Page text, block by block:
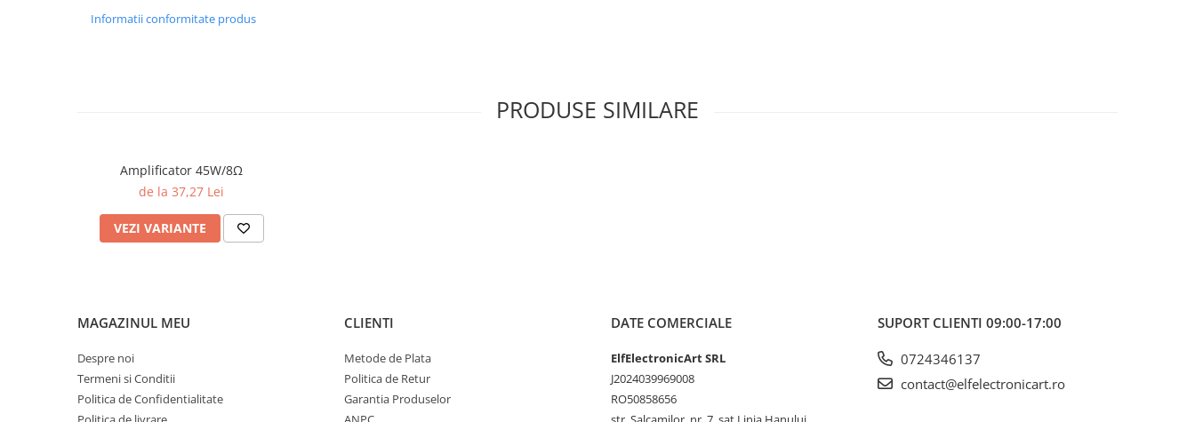
Informatii conformitate produs
PRODUSE SIMILARE
Amplificator 45W/8Ω
de la 37,27 Lei
VEZI VARIANTE
MAGAZINUL MEU
Despre noi
Termeni si Conditii
Politica de Confidentialitate
CLIENTI
Metode de Plata
Politica de Retur
Garantia Produselor
DATE COMERCIALE
ElfElectronicArt SRL
J2024039969008
RO50858656
SUPORT CLIENTI 09:00-17:00
0724346137
contact@elfelectronicart.ro